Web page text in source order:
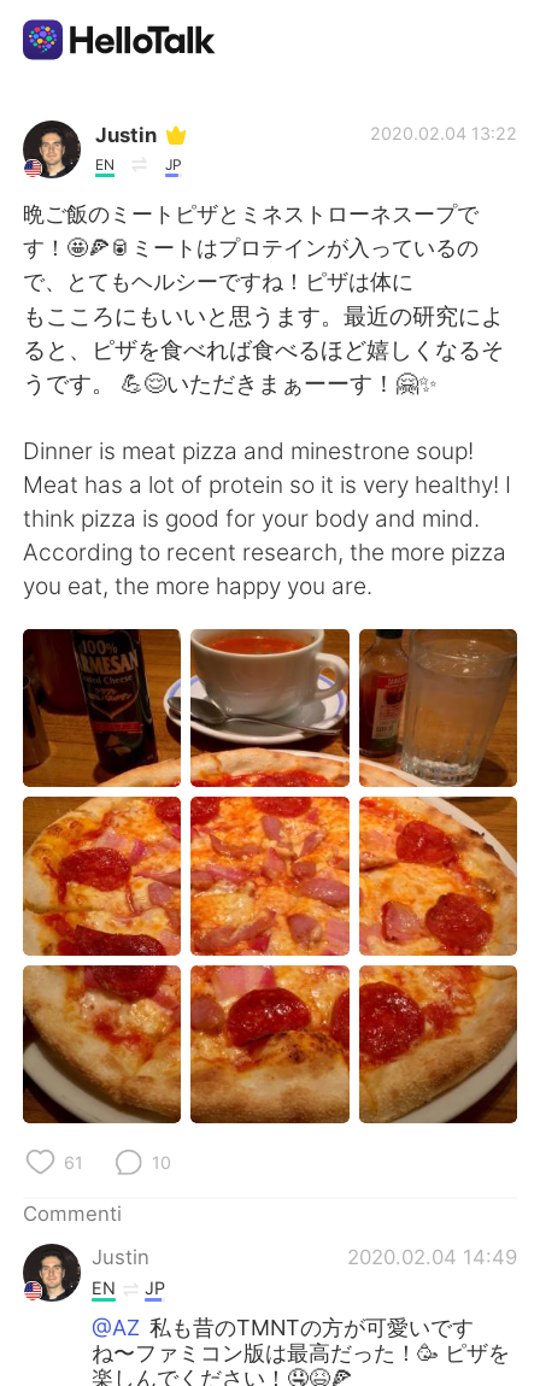
App di scambio linguistico
AI Grammar Checker
Italiano
English 简体中文
العربية Français
Deutsch 日本語
ไทย
Türkçe Tiếng Việt
Português
Justin
EN JP
2020.02.04 13:22
晩ご飯のミートピザとミネストローネスープで
す！🤩🍕🥫ミートはプロテインが入っているの
で、とてもヘルシーですね！ピザは体に
もこころにもいいと思うます。最近の研究によ
ると、ピザを食べれば食べるほど嬉しくなるそ
うです。 💪😌いただきまぁーーす！🤗✨
Dinner is meat pizza and minestrone soup!
Meat has a lot of protein so it is very healthy! I
think pizza is good for your body and mind.
According to recent research, the more pizza
you eat, the more happy you are.
61 10
Commenti
Justin
2020.02.04 14:49
EN JP
@AZ 私も昔のTMNTの方が可愛いです
ね〜ファミコン版は最高だった！🥳 ピザを
楽しんでください！🤤😆🍕